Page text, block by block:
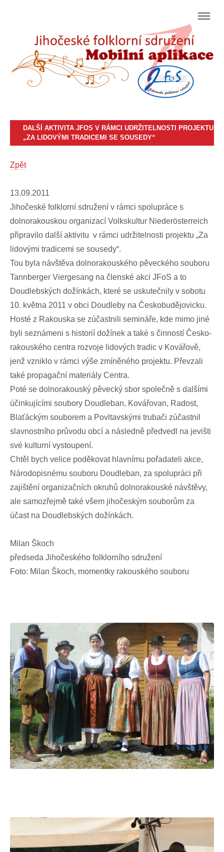
DALŠÍ AKTIVITA JFOS V RÁMCI UDRŽITELNOSTI PROJEKTU
„ZA LIDOVÝMI TRADICEMI SE SOUSEDY“
Zpět
13.09.2011
Jihočeské folklorní sdružení v rámci spolupráce s
dolnorakouskou organizací Volkskultur Niederösterreich
připravilo další aktivitu v rámci udržitelnosti projektu „Za
lidovými tradicemi se sousedy“.
Tou byla návštěva dolnorakouského pěveckého souboru
Tannberger Viergesang na členské akci JFoS a to
Doudlebských dožínkách, které se uskutečnily v sobotu
10. května 2011 v obci Doudleby na Českobudějovicku.
Hosté z Rakouska se zúčastnili semináře, kde mimo jiné
byli seznámeni s historií dožínek a také s činností Česko-
rakouského centra rozvoje lidových tradic v Kovářově,
jenž vzniklo v rámci výše zmíněného projektu. Převzali
také propagační materiály Centra.
Poté se dolnorakouský pěvecký sbor společně s dalšími
účinkujícími soubory Doudleban, Kovářovan, Radost,
Blaťáckým souborem a Povltavskými trubači zúčastnil
slavnostního průvodu obcí a následně předvedl na jevišti
své kulturní vystoupení.
Chtěl bych velice poděkovat hlavnímu pořadateli akce,
Národopisnému souboru Doudleban, za spolupráci při
zajištění organizačních okruhů dolnorakouské návštěvy,
ale samozřejmě také všem jihočeským souborům za
účast na Doudlebských dožínkách.
Milan Škoch
předseda Jihočeského folklorního sdružení
Foto: Milan Škoch, momentky rakouského souboru